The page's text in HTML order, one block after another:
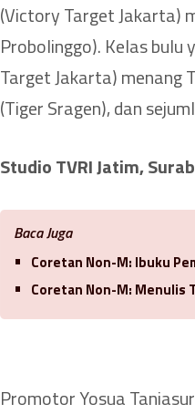
(Victory Target Jakarta)
Probolinggo). Kelas bulu
Target Jakarta) menang
(Tiger Sragen), dan
Studio TVRI Jatim,
Baca Juga
Coretan Non-M: Ibuku
Coretan Non-M: Menulis
Promotor Yosua